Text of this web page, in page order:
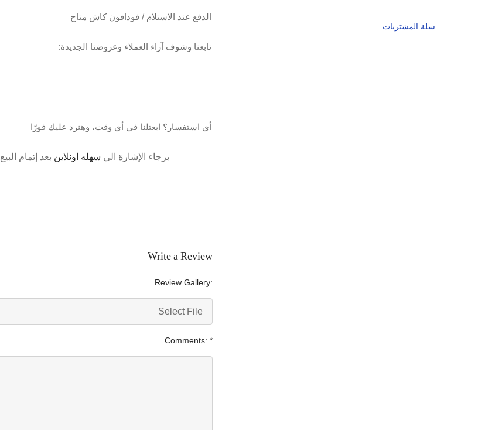
الدفع عند الاستلام / فودافون كاش متاح
تابعنا وشوف آراء العملاء وعروضنا الجديدة:
أي استفسار؟ ابعتلنا في أي وقت، وهنرد عليك فورًا
برجاء الإشارة الي سهله اونلاين بعد إتمام البيع
Write a Review
Review Gallery:
Select File
Comments: *
سلة المشتريات